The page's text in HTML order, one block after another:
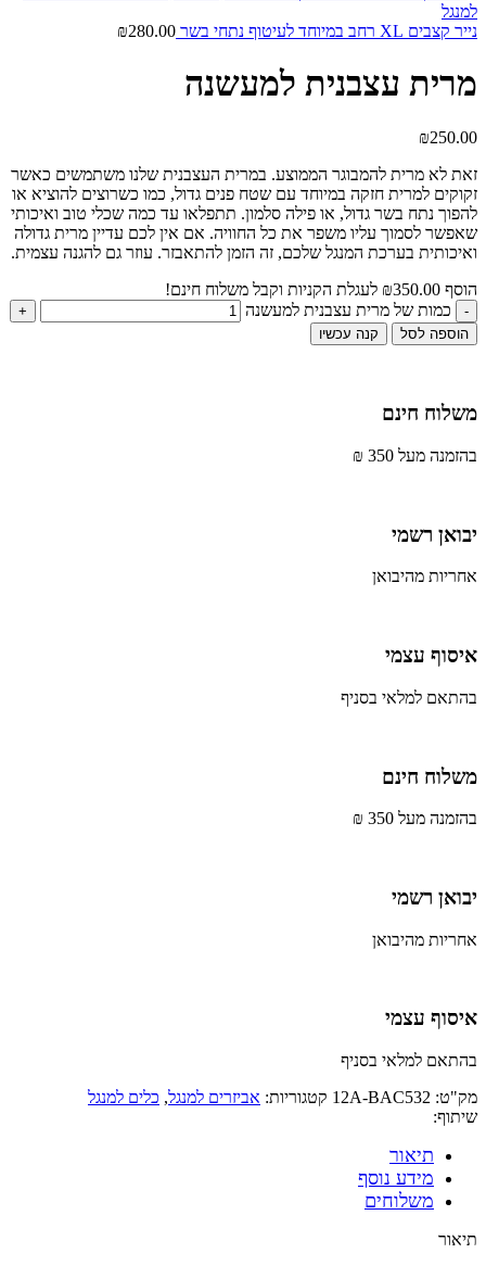
נייר קצבים XL רחב במיוחד לעיטוף נתחי בשר ₪280.00
מרית עצבנית למעשנה
₪250.00
זאת לא מרית להמבוגר הממוצע. במרית העצבנית שלנו משתמשים כאשר
זקוקים למרית חזקה במיוחד עם שטח פנים גדול, כמו כשרוצים להוציא או
להפוך נתח בשר גדול, או פילה סלמון. תתפלאו עד כמה שכלי טוב ואיכותי
שאפשר לסמוך עליו משפר את כל החוויה. אם אין לכם עדיין מרית גדולה
ואיכותית בערכת המנגל שלכם, זה הזמן להתאבזר. עוזר גם להגנה עצמית.
הוסף
₪350.00
לעגלת הקניות וקבל משלוח חינם!
כמות של מרית עצבנית למעשנה
הוספה לסל קנה עכשיו
משלוח חינם
בהזמנה מעל 350 ₪
יבואן רשמי
אחריות מהיבואן
איסוף עצמי
בהתאם למלאי בסניף
משלוח חינם
בהזמנה מעל 350 ₪
יבואן רשמי
אחריות מהיבואן
איסוף עצמי
בהתאם למלאי בסניף
מק"ט: 12A-BAC532 קטגוריות: אביזרים למנגל, כלים למנגל
שיתוף:
תיאור
מידע נוסף
משלוחים
תיאור